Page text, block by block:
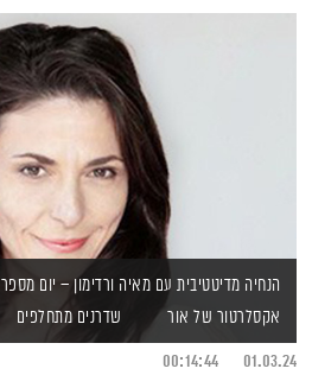
הנחיה מדיטטיבית עם מאיה ורדימון – יום מספר 20
אקסלרטור של אור
שדרנים מתחלפים
01.03.24
00:14:44